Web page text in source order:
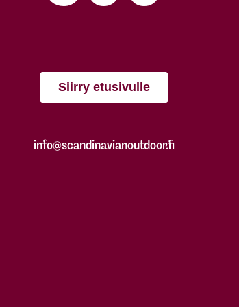
Siirry etusivulle
info@scandinavianoutdoor.fi